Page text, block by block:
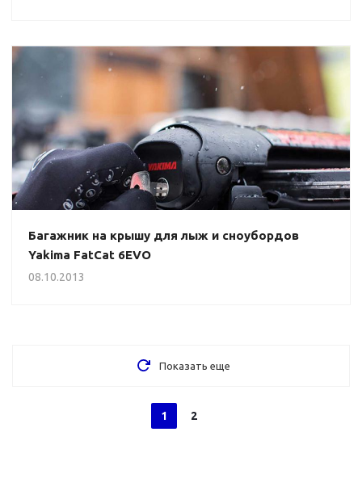
Багажник на крышу для лыж и сноубордов
Yakima FatCat 6EVO
08.10.2013
Показать еще
1 2